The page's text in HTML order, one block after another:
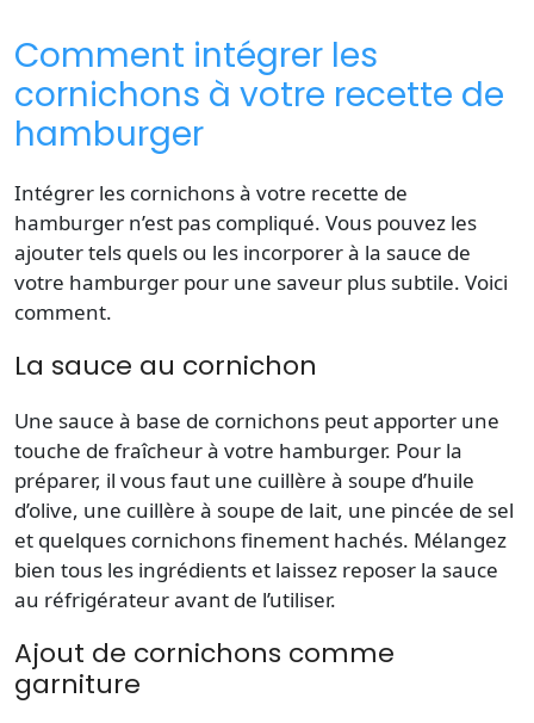
Comment intégrer les
cornichons à votre recette de
hamburger
Intégrer les cornichons à votre recette de
hamburger n’est pas compliqué. Vous pouvez les
ajouter tels quels ou les incorporer à la sauce de
votre hamburger pour une saveur plus subtile. Voici
comment.
La sauce au cornichon
Une sauce à base de cornichons peut apporter une
touche de fraîcheur à votre hamburger. Pour la
préparer, il vous faut une cuillère à soupe d’huile
d’olive, une cuillère à soupe de lait, une pincée de sel
et quelques cornichons finement hachés. Mélangez
bien tous les ingrédients et laissez reposer la sauce
au réfrigérateur avant de l’utiliser.
Ajout de cornichons comme
garniture